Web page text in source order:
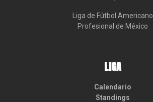
Liga de Fútbol Americano
Profesional de México
LIGA
Calendario
Standings